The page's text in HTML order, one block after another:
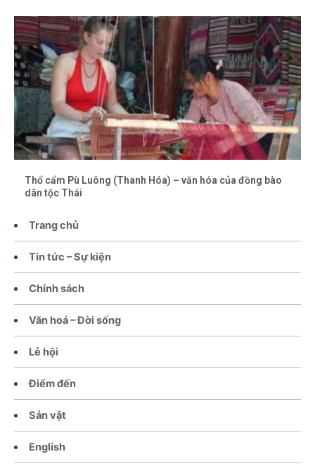
Trang chủ
Tin tức – Sự kiện
Chính sách
Văn hoá – Đời sống
Lễ hội
Điểm đến
Sản vật
English
Thổ cẩm Pù Luông (Thanh Hóa) – văn hóa của đồng bào
dân tộc Thái